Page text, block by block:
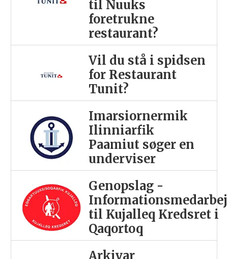
til Nuuks
foretrukne
restaurant?
Vil du stå i spidsen
for Restaurant
Tunit?
Imarsiornermik
Ilinniarfik
Paamiut søger en
underviser
Genopslag -
til Kujalleq Kredsret i
Qaqortoq
Arkivar